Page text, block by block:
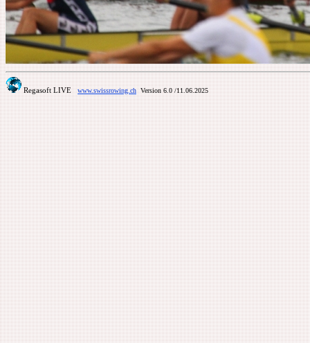
Regasoft LIVE www.swissrowing.chVersion 6.0/11.06.2025